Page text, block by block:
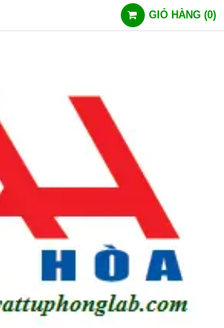
GIỎ HÀNG (0)